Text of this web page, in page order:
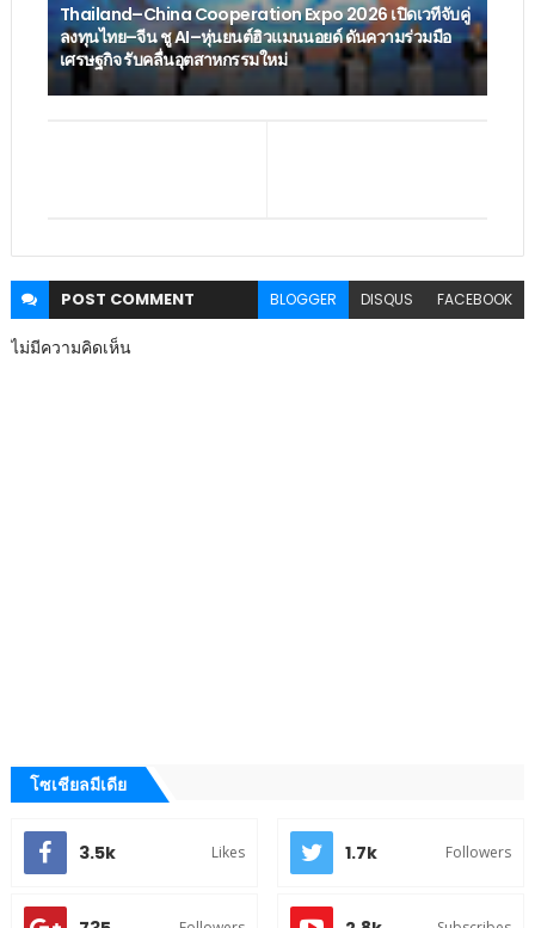
Thailand–China Cooperation Expo 2026 เปิดเวทีจับคู่
ลงทุนไทย–จีน ชู AI–หุ่นยนต์ฮิวแมนนอยด์ ดันความร่วมมือ
เศรษฐกิจ รับคลื่นอุตสาหกรรมใหม่
POST COMMENT BLOGGER DISQUS FACEBOOK
ไม่มีความคิดเห็น
โซเชียลมีเดีย
3.5k Likes 1.7k Followers